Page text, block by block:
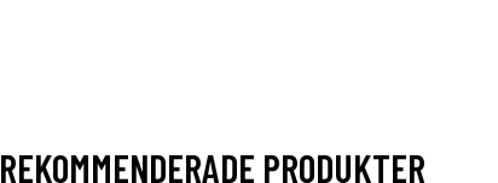
REKOMMENDERADE PRODUKTER